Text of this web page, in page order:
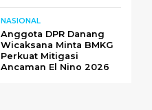
NASIONAL
Anggota DPR Danang
Wicaksana Minta BMKG
Perkuat Mitigasi
Ancaman El Nino 2026